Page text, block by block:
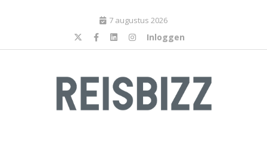
7 augustus 2026
Inloggen